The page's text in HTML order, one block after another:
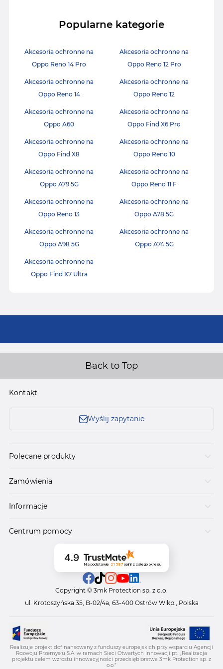
Popularne kategorie
Akcesoria ochronne na
Oppo Reno 14 Pro
Akcesoria ochronne na
Oppo Reno 14
Akcesoria ochronne na
Oppo A60
Akcesoria ochronne na
Oppo Find X8
Akcesoria ochronne na
Oppo A79 5G
Akcesoria ochronne na
Oppo Reno 13
Akcesoria ochronne na
Oppo A98 5G
Akcesoria ochronne na
Oppo Find X7 Ultra
Akcesoria ochronne na
Oppo Reno 12 Pro
Akcesoria ochronne na
Oppo Reno 12
Akcesoria ochronne na
Oppo Find X6 Pro
Akcesoria ochronne na
Oppo Reno 10
Akcesoria ochronne na
Oppo Reno 11 F
Akcesoria ochronne na
Oppo A78 5G
Akcesoria ochronne na
Oppo A74 5G
Back to Top
Kontakt
Wyślij zapytanie
Polecane produkty
Zamówienia
Informacje
Centrum pomocy
4.9
Na podstawie 21 587opinii z całego okresu
Copyright © 3mk Protection sp. z o.o.
ul. Krotoszyńska 35, B-02/4a, 63-400 Ostrów Wlkp., Polska
Realizuje projekt dofinansowany z funduszy europejskich przy wsparciu Agencji
Rozwoju Przemysłu S.A. w ramach Sieci Otwartych Innowacji pt. „Realizacja
projektu celem wzrostu innowacyjności przedsiębiorstwa 3mk Protection sp. z
o.o.”